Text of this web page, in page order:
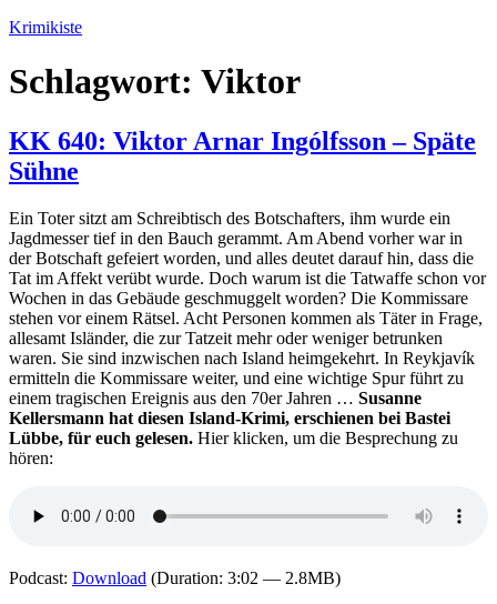
Zum
springen
Krimikiste
Schlagwort: Viktor
KK 640: Viktor Arnar Ingólfsson – Späte
Sühne
Ein Toter sitzt am Schreibtisch des Botschafters, ihm wurde ein
Jagdmesser tief in den Bauch gerammt. Am Abend vorher war in
der Botschaft gefeiert worden, und alles deutet darauf hin, dass die
Tat im Affekt verübt wurde. Doch warum ist die Tatwaffe schon vor
Wochen in das Gebäude geschmuggelt worden? Die Kommissare
stehen vor einem Rätsel. Acht Personen kommen als Täter in Frage,
allesamt Isländer, die zur Tatzeit mehr oder weniger betrunken
waren. Sie sind inzwischen nach Island heimgekehrt. In Reykjavík
ermitteln die Kommissare weiter, und eine wichtige Spur führt zu
einem tragischen Ereignis aus den 70er Jahren … Susanne
Kellersmann hat diesen Island-Krimi, erschienen bei Bastei
Lübbe, für euch gelesen. Hier klicken, um die Besprechung zu
hören:
Podcast: Download (Duration: 3:02 — 2.8MB)